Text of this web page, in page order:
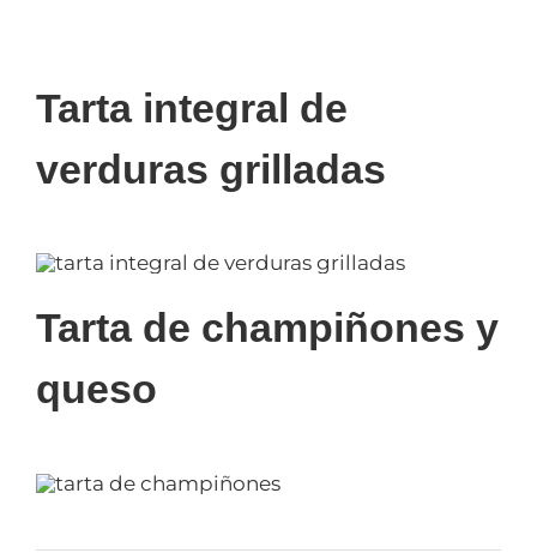
Tarta integral de
verduras grilladas
Tarta de champiñones y
queso